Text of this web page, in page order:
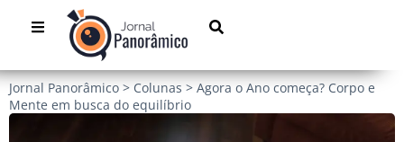
Jornal Panorâmico > Colunas > Agora o Ano começa? Corpo e
Mente em busca do equilíbrio